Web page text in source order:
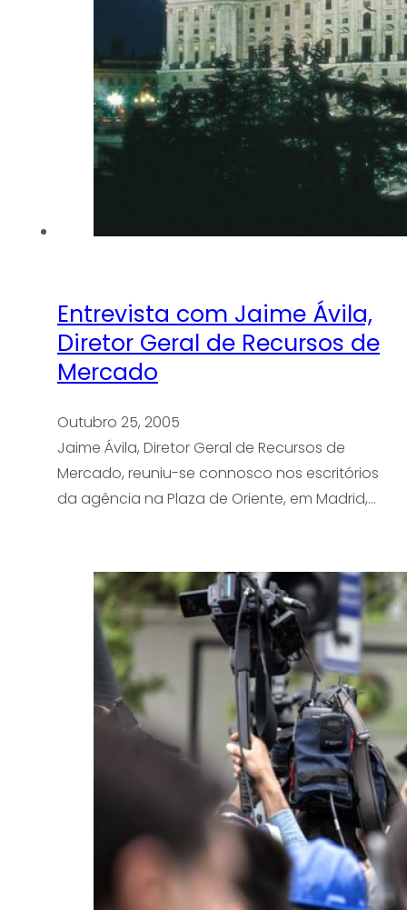
O Que Fazemos
Experiência
Serviços
Clientes
Blog
Contacto
Entrevista com Jaime Ávila,
Diretor Geral de Recursos de
Mercado
Outubro 25, 2005
Jaime Ávila, Diretor Geral de Recursos de
Mercado, reuniu-se connosco nos escritórios
da agência na Plaza de Oriente, em Madrid,…